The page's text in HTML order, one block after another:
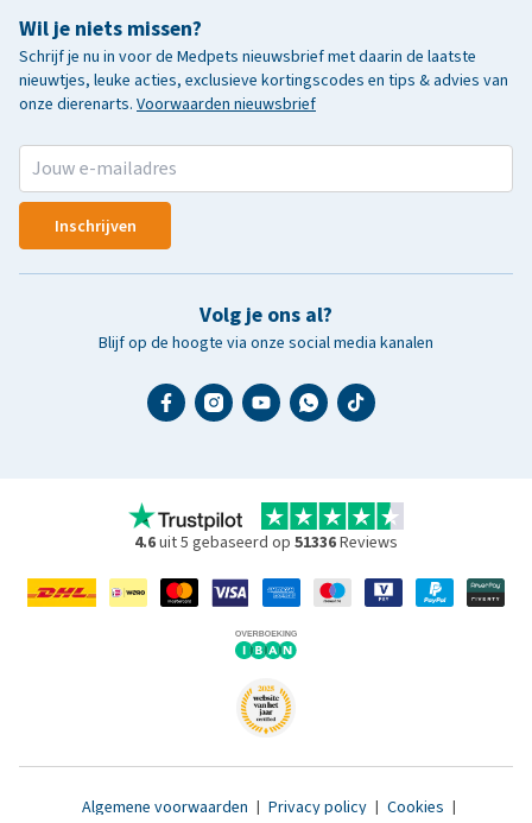
Wil je niets missen?
Schrijf je nu in voor de Medpets nieuwsbrief met daarin de laatste
nieuwtjes, leuke acties, exclusieve kortingscodes en tips & advies van
onze dierenarts. Voorwaarden nieuwsbrief
Inschrijven
Volg je ons al?
Blijf op de hoogte via onze social media kanalen
4.6uit 5 gebaseerd op 51336Reviews
Algemene voorwaarden | Privacy policy | Cookies |